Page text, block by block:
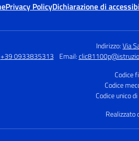
Privacy PolicyDichiarazione di
Indirizzo:Via
+39 0933835313 Email:
Codice
Codice
Codice unico
Realizzato